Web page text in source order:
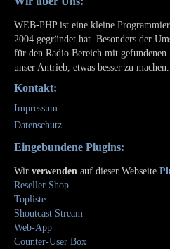
WEB-PHP ist eine kleine
2004 gegründet hat. Besonders der
für den Radio Bereich mit
unser Antrieb, etwas besser zu machen.
Kontakt:
Impressum
Datenschutz
Eingebundene Plugins:
Wir verwenden auf dieser Webseite
Reseller Shop
Topliste
Shoutcast Stream
Web-App
Counter-User Box